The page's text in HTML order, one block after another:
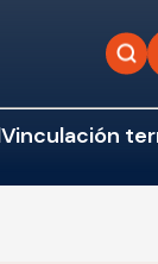
Vinculación